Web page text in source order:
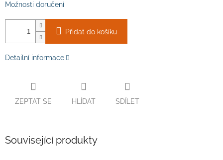
Možnosti doručení
Přidat do košíku
Detailní informace
ZEPTAT SE HLÍDAT SDÍLET
Související produkty